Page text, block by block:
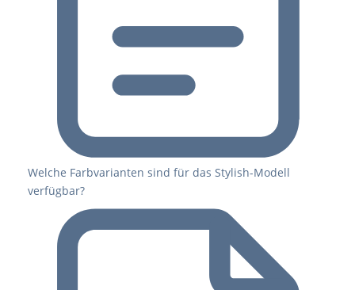
Welche Farbvarianten sind für das Stylish-Modell
verfügbar?